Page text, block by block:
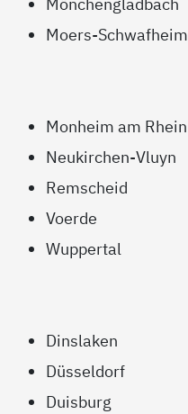
Moers-Schwafheim
Monheim am Rhein
Neukirchen-Vluyn
Remscheid
Voerde
Wuppertal
Dinslaken
Düsseldorf
Duisburg